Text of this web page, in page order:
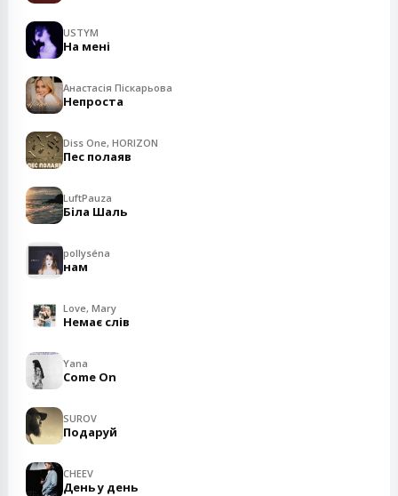
USTYM
На мені
Анастасія Піскарьова
Непроста
Diss One, HORIZON
Пес полаяв
LuftPauza
Біла Шаль
pollyséna
нам
Love, Mary
Немає слів
Yana
Come On
SUROV
Подаруй
CHEEV
День у день